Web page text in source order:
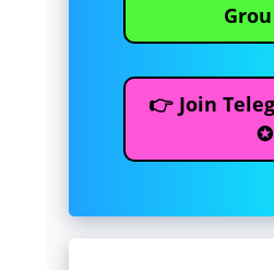
👉 Join
✪